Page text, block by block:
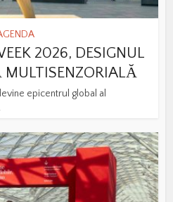
2026, DESIGNUL
MULTISENZORIALĂ
epicentrul global al